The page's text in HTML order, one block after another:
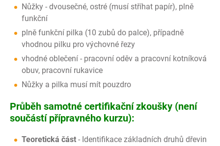
Nůžky - dvousečné, ostré (musí stříhat papír), plně
funkční
plně funkční pilka (10 zubů do palce), případně
vhodnou pilku pro výchovné řezy
vhodné oblečení - pracovní oděv a pracovní kotníková
obuv, pracovní rukavice
Nůžky a pilka musí mít pouzdro
Průběh samotné certifikační zkoušky (není
součástí přípravného kurzu):
Teoretická část - Identifikace základních druhů dřevin